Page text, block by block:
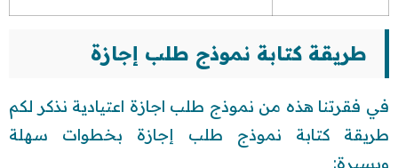
طريقة كتابة نموذج طلب إجازة
في فقرتنا هذه من نموذج طلب اجازة اعتيادية نذكر لكم
طريقة كتابة نموذج طلب إجازة بخطوات سهلة
ويسيرة: